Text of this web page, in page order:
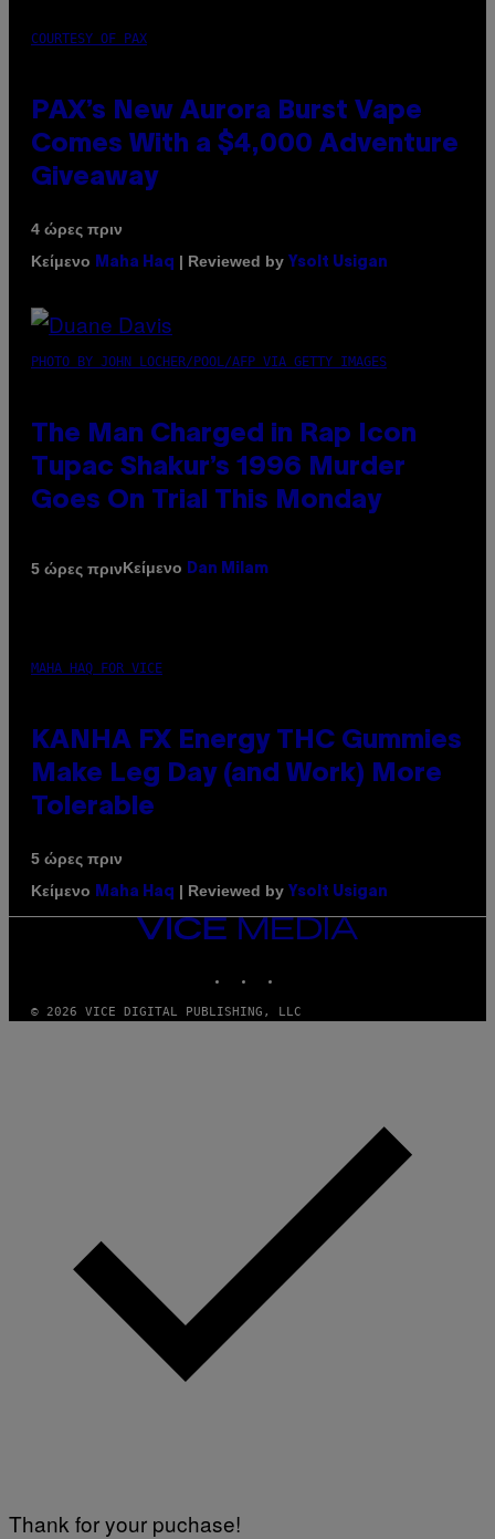
COURTESY OF PAX
PAX’s New Aurora Burst Vape
Comes With a $4,000 Adventure
Giveaway
4 ώρες πριν
Κείμενο
Maha Haq | Reviewed by Ysolt Usigan
PHOTO BY JOHN LOCHER/POOL/AFP VIA GETTY IMAGES
The Man Charged in Rap Icon
Tupac Shakur’s 1996 Murder
Goes On Trial This Monday
5 ώρες πρινΚείμενο Dan Milam
MAHA HAQ FOR VICE
KANHA FX Energy THC Gummies
Make Leg Day (and Work) More
Tolerable
5 ώρες πριν
Κείμενο
Maha Haq | Reviewed by Ysolt Usigan
VICE
© 2026 VICE DIGITAL PUBLISHING, LLC
Thank for your puchase!